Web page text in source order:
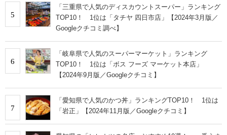
5
「三重県で人気のディスカウントスーパー」ランキング
TOP10！ 1位は「タチヤ 四日市店」【2024年3月版／
Googleクチコミ調べ】
6
「岐阜県で人気のスーパーマーケット」ランキング
TOP10！ 1位は「ボス フーズ マーケット本店」
【2024年9月版／Googleクチコミ】
7
「愛知県で人気のかつ丼」ランキングTOP10！ 1位は
「岩正」【2024年11月版／Googleクチコミ】